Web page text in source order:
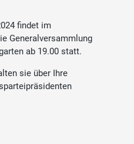
findet im
Generalversammlung
ab 19.00 statt.
sie über Ihre